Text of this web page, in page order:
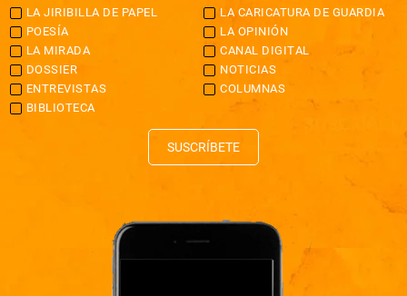
LA JIRIBILLA DE PAPEL
LA CARICATURA DE GUARDIA
POESÍA
LA OPINIÓN
LA MIRADA
CANAL DIGITAL
DOSSIER
NOTICIAS
ENTREVISTAS
COLUMNAS
BIBLIOTECA
SUSCRÍBETE